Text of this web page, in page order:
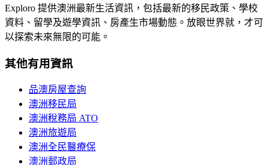
Exploro 提供澳洲最新生活資訊，包括最新的移民政策、學校
資料、留學及遊學資訊、房產生市場動態。放眼世界就，才可
以探索未來無限的可能。
其他有用資訊
品澳房屋查詢
澳洲移民局
澳洲稅務局 ATO
澳洲旅遊局
澳洲全民醫療保
澳洲郵政局